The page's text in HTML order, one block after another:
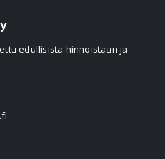
edullisista hinnoistaan ja